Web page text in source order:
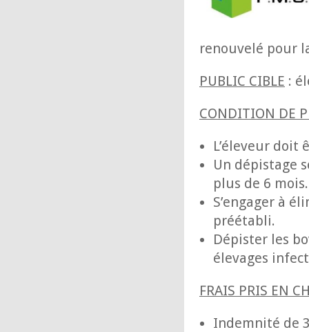
renouvelé pour
PUBLIC CIBLE :
CONDITION DE
L’éleveur doit
Un dépistage
plus de 6 mois.
S’engager à
préétabli.
Dépister les
élevages
FRAIS PRIS EN
Indemnité de